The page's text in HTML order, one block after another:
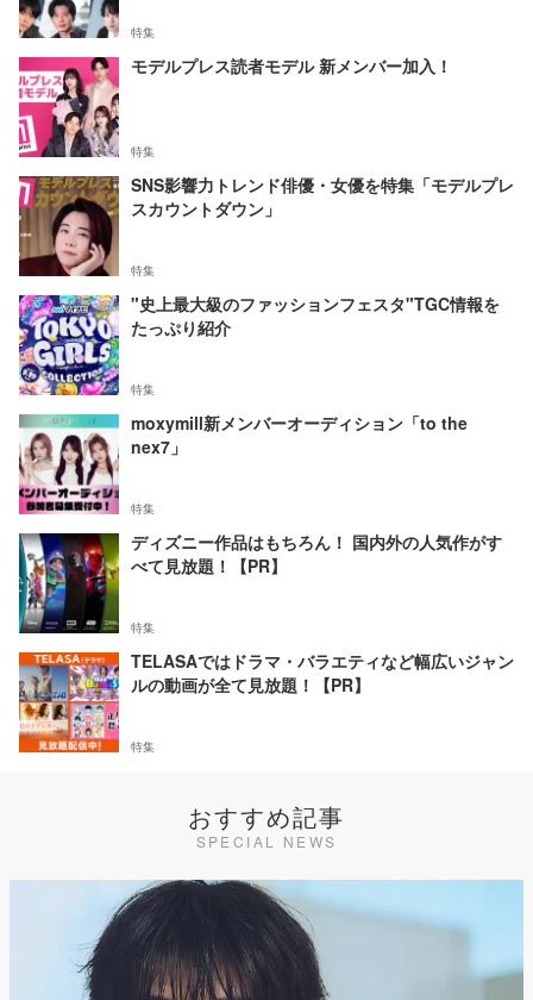
特集
モデルプレス読者モデル 新メンバー加入！
特集
SNS影響力トレンド俳優・女優を特集「モデルプレ
スカウントダウン」
特集
"史上最大級のファッションフェスタ"TGC情報を
たっぷり紹介
特集
moxymill新メンバーオーディション「to the
nex7」
特集
ディズニー作品はもちろん！ 国内外の人気作がす
べて見放題！【PR】
特集
TELASAではドラマ・バラエティなど幅広いジャン
ルの動画が全て見放題！【PR】
特集
おすすめ記事
SPECIAL NEWS